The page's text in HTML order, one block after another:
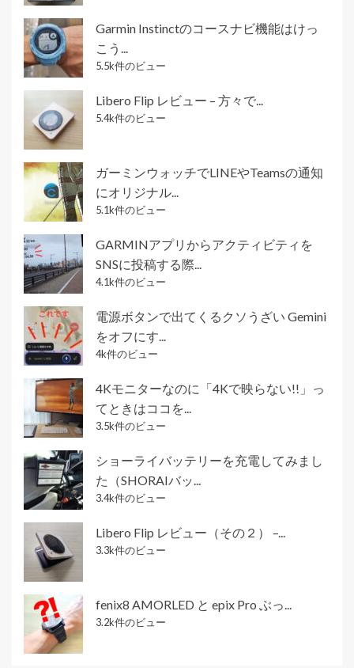
Garmin Instinctのコースナビ機能はけっ
こう...
5.5k件のビュー
Libero Flip レビュー – 方々で...
5.4k件のビュー
ガーミンウォッチでLINEやTeamsの通知
にオリジナル...
5.1k件のビュー
GARMINアプリからアクティビティを
SNSに投稿する際...
4.1k件のビュー
電源ボタンで出てくるクソうざい Gemini
をオフにす...
4k件のビュー
4Kモニターなのに「4Kで映らない!!」っ
てときはココを...
3.5k件のビュー
ショーライバッテリーを充電してみまし
た（SHORAIバッ...
3.4k件のビュー
Libero Flip レビュー（その２） –...
3.3k件のビュー
fenix8 AMORLED と epix Pro ぶっ...
3.2k件のビュー